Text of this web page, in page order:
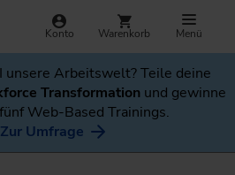
Konto Warenkorb Menü
unsere Arbeitswelt? Teile deine
Transformation und gewinne
Web-Based Trainings.
Zur Umfrage